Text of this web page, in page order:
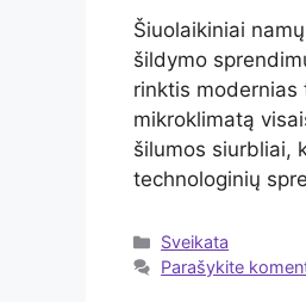
Šiuolaikiniai
šildymo
rinktis modernias
mikroklimatą
šilumos siurbliai,
technologinių
Kategorijos
Sveikata
Parašykite